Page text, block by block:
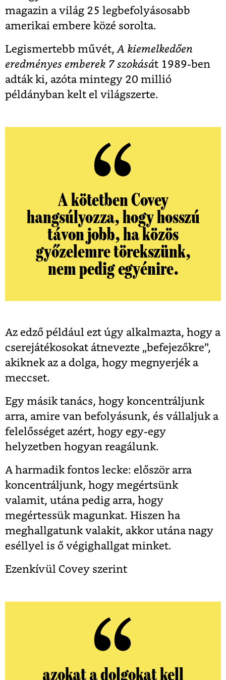
magazin a világ 25 legbefolyásosabb
amerikai embere közé sorolta.
Legismertebb művét, A kiemelkedően
eredményes emberek 7 szokását 1989-ben
adták ki, azóta mintegy 20 millió
példányban kelt el világszerte.
A kötetben Covey
hangsúlyozza, hogy hosszú
távon jobb, ha közös
győzelemre törekszünk,
nem pedig egyénire.
Az edző például ezt úgy alkalmazta, hogy a
cserejátékosokat átnevezte „befejezőkre”,
akiknek az a dolga, hogy megnyerjék a
meccset.
Egy másik tanács, hogy koncentráljunk
arra, amire van befolyásunk, és vállaljuk a
felelősséget azért, hogy egy-egy
helyzetben hogyan reagálunk.
A harmadik fontos lecke: először arra
koncentráljunk, hogy megértsünk
valamit, utána pedig arra, hogy
megértessük magunkat. Hiszen ha
meghallgatunk valakit, akkor utána nagy
eséllyel is ő végighallgat minket.
Ezenkívül Covey szerint
azokat a dolgokat kell